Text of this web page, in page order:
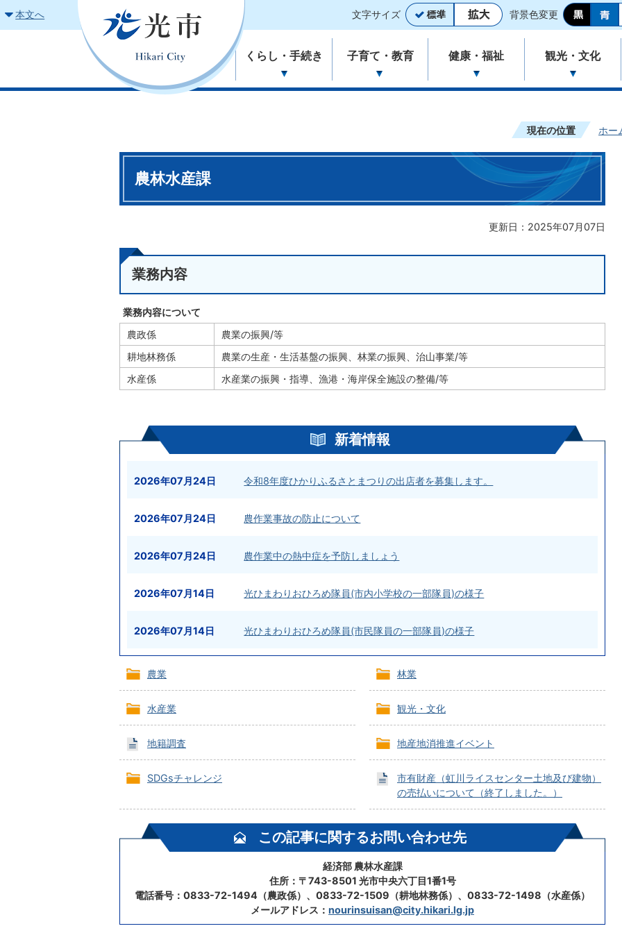
本文へ 文字サイズ 背景色変更
くらし・手続き 子育て・教育 健康・福祉 観光・文化
現在の位置 ホー
農林水産課
更新日：2025年07月07日
業務内容
業務内容について
農政係
農業の振興/等
耕地林務係
農業の生産・生活基盤の振興、林業の振興、治山事業/等
水産係
水産業の振興・指導、漁港・海岸保全施設の整備/等
新着情報
2026年07月24日 令和8年度ひかりふるさとまつりの出店者を募集します。
2026年07月24日 農作業事故の防止について
2026年07月24日 農作業中の熱中症を予防しましょう
2026年07月14日 光ひまわりおひろめ隊員(市内小学校の一部隊員)の様子
2026年07月14日 光ひまわりおひろめ隊員(市民隊員の一部隊員)の様子
農業 林業
水産業 観光・文化
地籍調査 地産地消推進イベント
SDGsチャレンジ
市有財産（虹川ライスセンター土地及び建物）
の売払いについて（終了しました。）
この記事に関するお問い合わせ先
経済部 農林水産課
住所：〒743-8501 光市中央六丁目1番1号
電話番号：0833-72-1494（農政係）、0833-72-1509（耕地林務係）、0833-72-1498（水産係）
メールアドレス： nourinsuisan@city.hikari.lg.jp